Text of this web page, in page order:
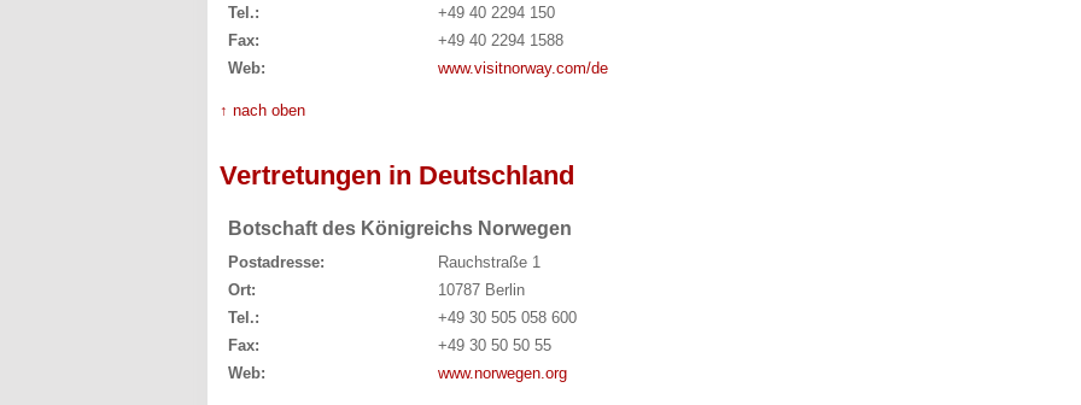
Tel.:
+49 40 2294 150
Fax:
+49 40 2294 1588
Web:
www.visitnorway.com/de
↑ nach oben
Vertretungen in Deutschland
Botschaft des Königreichs Norwegen
Postadresse:
Rauchstraße 1
Ort:
10787 Berlin
Tel.:
+49 30 505 058 600
Fax:
+49 30 50 50 55
Web:
www.norwegen.org